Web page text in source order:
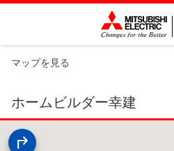
マップを見る
ホームビルダー幸建